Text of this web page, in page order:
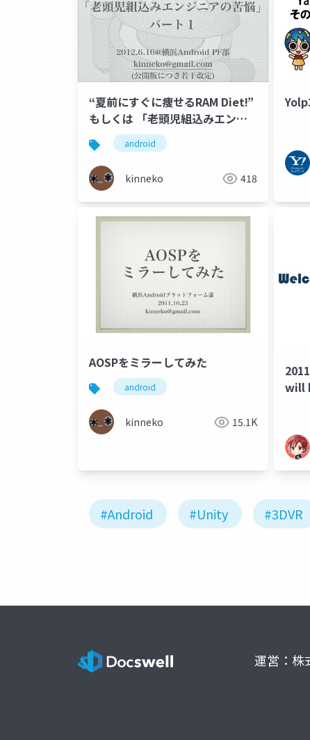
“夏前にすぐに痩せるRAM Diet!”
もしくは 「老頭児組込みエンジ
ニアの苦悩」
android
kinneko 418
AOSPをミラーしてみた
android
kinneko 15.1K
will
#Android #Unity #3DVR
運営：株